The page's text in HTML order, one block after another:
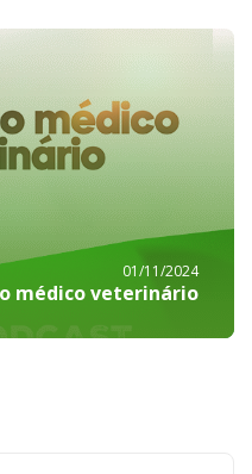
01/11/2024
médico veterinário